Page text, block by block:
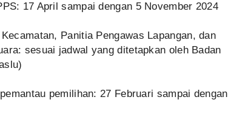
17 April sampai dengan 5 November 2024
Panitia Pengawas Lapangan, dan
sesuai jadwal yang ditetapkan oleh Badan
pemilihan: 27 Februari sampai dengan